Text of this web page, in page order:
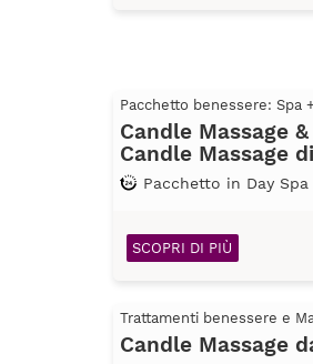
Pacchetto benessere: Spa
Candle Massage
Candle Massage
Pacchetto in Day Spa
SCOPRI DI PIÙ
Trattamenti benessere e
Candle Massage